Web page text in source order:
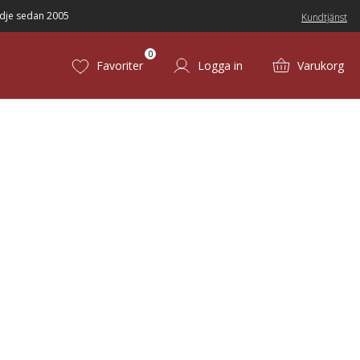
sedan 2005 Kundtjänst
Favoriter
0
Logga in Varukorg